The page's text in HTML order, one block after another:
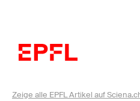
Zeige alle EPFL Artikel auf